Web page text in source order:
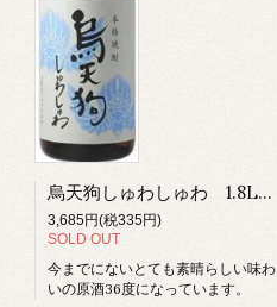
烏天狗しゅわしゅわ 1.8L 原酒
3,685円(税335円)
SOLD OUT
今までにないとても素晴らしい味わ
いの原酒36度になっています。